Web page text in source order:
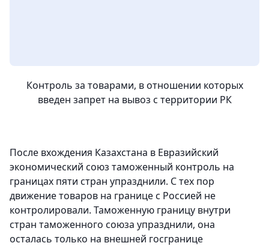
Контроль за товарами, в отношении которых
введен запрет на вывоз с территории РК
После вхождения Казахстана в Евразийский
экономический союз таможенный контроль на
границах пяти стран упразднили. С тех пор
движение товаров на границе с Россией не
контролировали. Таможенную границу внутри
стран таможенного союза упразднили, она
осталась только на внешней госгранице